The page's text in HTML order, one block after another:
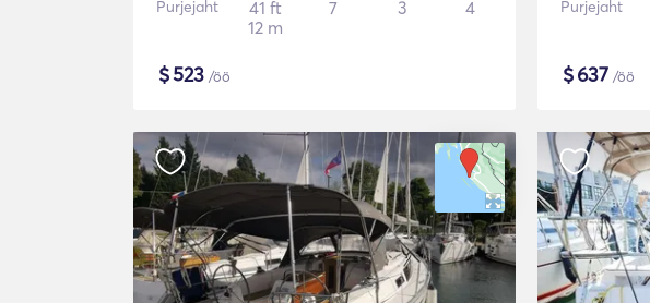
Purjejaht
41 ft
12 m
7 3 4
$523 /öö
Purjejaht
$637 /öö